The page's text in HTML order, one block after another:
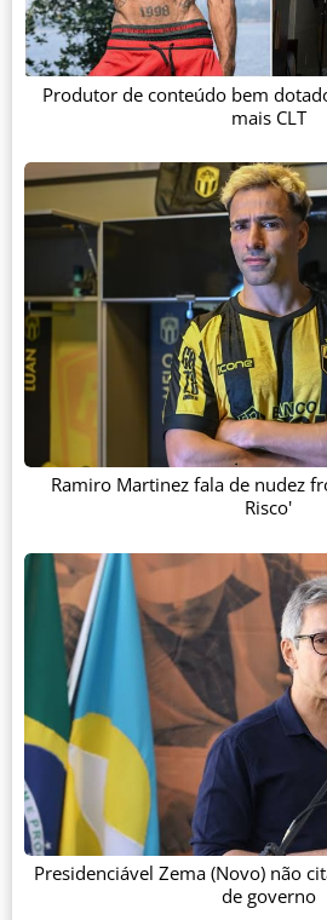
Produtor de conteúdo bem
mais CLT
Ramiro Martinez fala de nudez
Risco'
Presidenciável Zema (Novo) não
de governo